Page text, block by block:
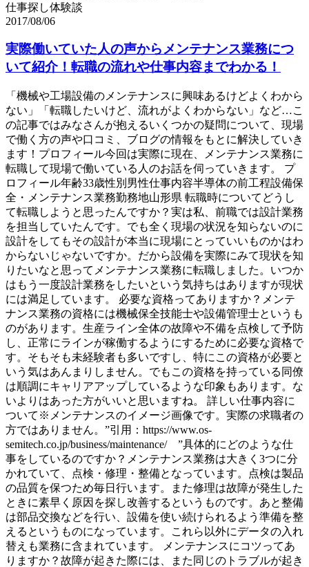
仕事探し体験談
2017/08/06
実際働いていた人の声からメンテナンス業務につ
いて紹介！転職の流れや仕事内容までわかる！
「機械や工場設備のメンテナンスに興味あるけどよくわから
ない」「転職したいけど、流れがよくわからない」など…こ
の記事ではみなさんが抱えるいくつかの疑問について、現場
で働く方の声や口コミ、ブログの情報をもとに解決していき
ます！プロフィール今回は実際に現在、メンテナンス業務に
転職して現場で働いている人のお話を伺っていきます。 プ
ロフィール年齢33歳性別男性仕事内容半導体の前工程設備保
全・メンテナンス業務勤務地山形県 転職時についてどうし
て転職しようと思ったんですか？実は私、前職では設計業務
を担当していたんです。でも全く現場の状況を知らないのに
設計をしてもその設計が本当に現場にとっていいものかはわ
からないじゃないですか。だから設備を実際にみて現状を知
りたいなと思ってメンテナンス業務に転職しました。いつか
はもう一度設計業務をしたいという気持ちはありますが現状
には満足しています。 必要な資格ってありますか？メンテ
ナンス業務の資格には機械保全技能士や設備管理士というも
のがあります。生産ライン全体の故障や不備を点検して予防
し、正常にラインが稼働するようにするために必要な資格で
す。そもそも未経験者も多いですし、特にこの資格が必要と
いう気はあんまりしません。でもこの資格を持っている同僚
は順調にキャリアアップしているような印象もあります。な
いよりはあった方がいいと思いますね。 詳しい仕事内容に
ついて※メンテナンスのイメージ画像です。実際の求職者の
方ではありません。”引用：https://www.os-
semitech.co.jp/business/maintenance/ ”具体的にどのような仕
事をしているのですか？メンテナンス業務は大きく3つに分
かれていて、点検・修理・整備となっています。点検は製品
の品質を保つため毎日行います。また修理は故障が発生した
ときに素早く原因を探し改善するというものです。あと整備
は部品交換などを行い、設備を使い続けられるよう準備を整
えるというものになっています。これら以外にデータの入れ
替えも業務に含まれています。 メンテナンスにコツってあ
りますか？故障が起きた際には、また同じのトラブルが起き